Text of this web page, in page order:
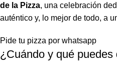
de la Pizza, una celebración
auténtico y, lo mejor de todo, a
Pide tu pizza por whatsapp
¿Cuándo y qué puedes